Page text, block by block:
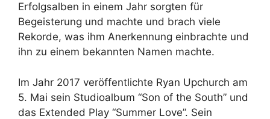
Erfolgsalben in einem Jahr sorgten für
Begeisterung und machte und brach viele
Rekorde, was ihm Anerkennung einbrachte und
ihn zu einem bekannten Namen machte.
Im Jahr 2017 veröffentlichte Ryan Upchurch am
5. Mai sein Studioalbum “Son of the South” und
das Extended Play “Summer Love”. Sein